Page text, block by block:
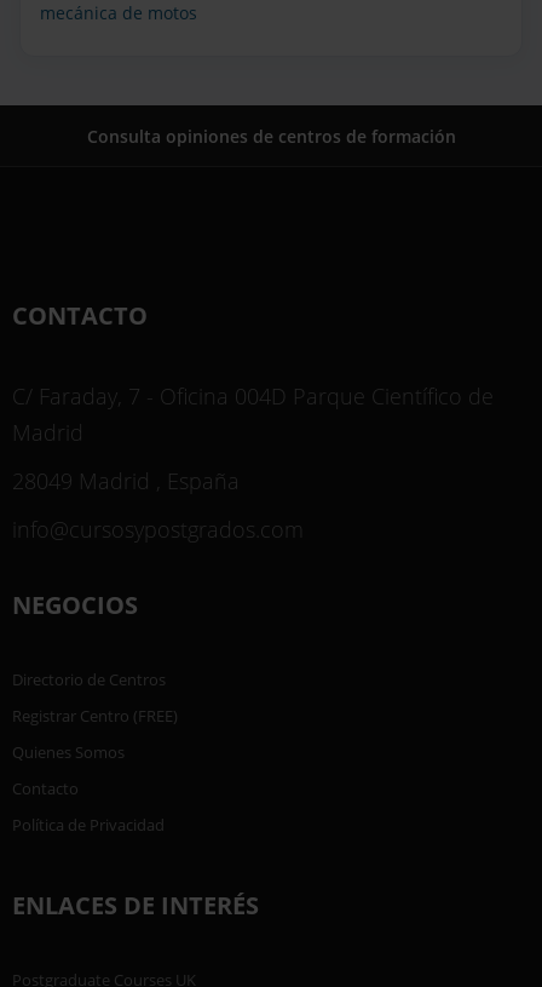
mecánica de motos
Consulta opiniones de centros de formación
CONTACTO
C/ Faraday, 7 - Oficina 004D Parque Científico de
Madrid
28049 Madrid , España
info@cursosypostgrados.com
NEGOCIOS
Directorio de Centros
Registrar Centro (FREE)
Quienes Somos
Contacto
Política de Privacidad
ENLACES DE INTERÉS
Postgraduate Courses UK